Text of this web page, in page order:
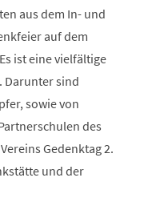
aus dem In- und
auf dem
ist eine vielfältige
Darunter sind
sowie von
des
Gedenktag 2.
und der